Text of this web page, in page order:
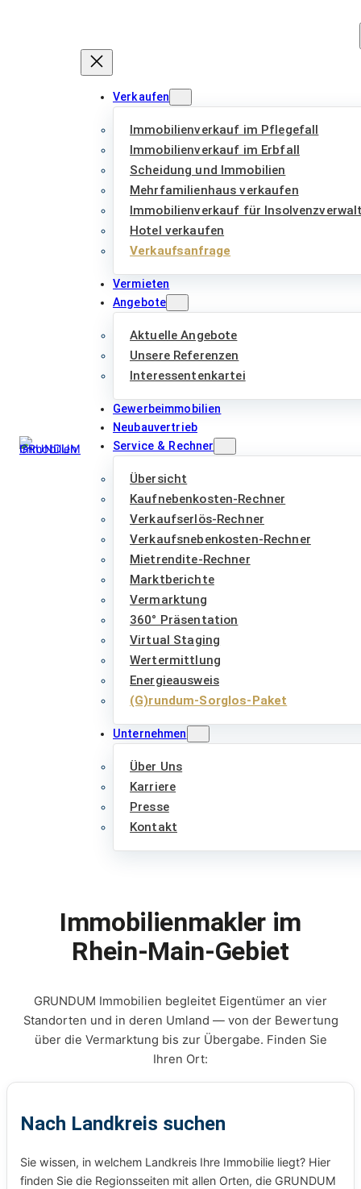
Verkaufen
Immobilienverkauf im Pflegefall
Immobilienverkauf im Erbfall
Scheidung und Immobilien
Mehrfamilienhaus verkaufen
Immobilienverkauf für
Hotel verkaufen
Verkaufsanfrage
Vermieten
Angebote
Aktuelle Angebote
Unsere Referenzen
Interessentenkartei
Gewerbeimmobilien
Neubauvertrieb
Service & Rechner
Übersicht
Kaufnebenkosten-Rechner
Verkaufserlös-Rechner
Verkaufsnebenkosten-Rechner
Mietrendite-Rechner
Marktberichte
Vermarktung
360° Präsentation
Virtual Staging
Wertermittlung
Energieausweis
(G)rundum-Sorglos-Paket
Unternehmen
Über Uns
Karriere
Presse
Kontakt
Immobilienmakler im
Rhein-Main-Gebiet
GRUNDUM Immobilien begleitet Eigentümer an vier
Standorten und in deren Umland — von der Bewertung
über die Vermarktung bis zur Übergabe. Finden Sie
Ihren Ort:
Nach Landkreis suchen
Sie wissen, in welchem Landkreis Ihre Immobilie liegt? Hier
finden Sie die Regionsseiten mit allen Orten, die GRUNDUM